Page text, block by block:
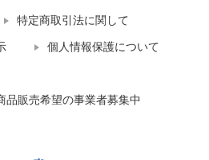
特定商取引法に関して
個人情報保護について
品販売希望の事業者募集中